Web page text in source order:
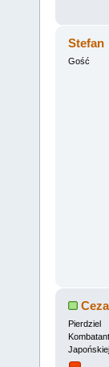
Stefan
Gość
Pierdziel
Japońskiej